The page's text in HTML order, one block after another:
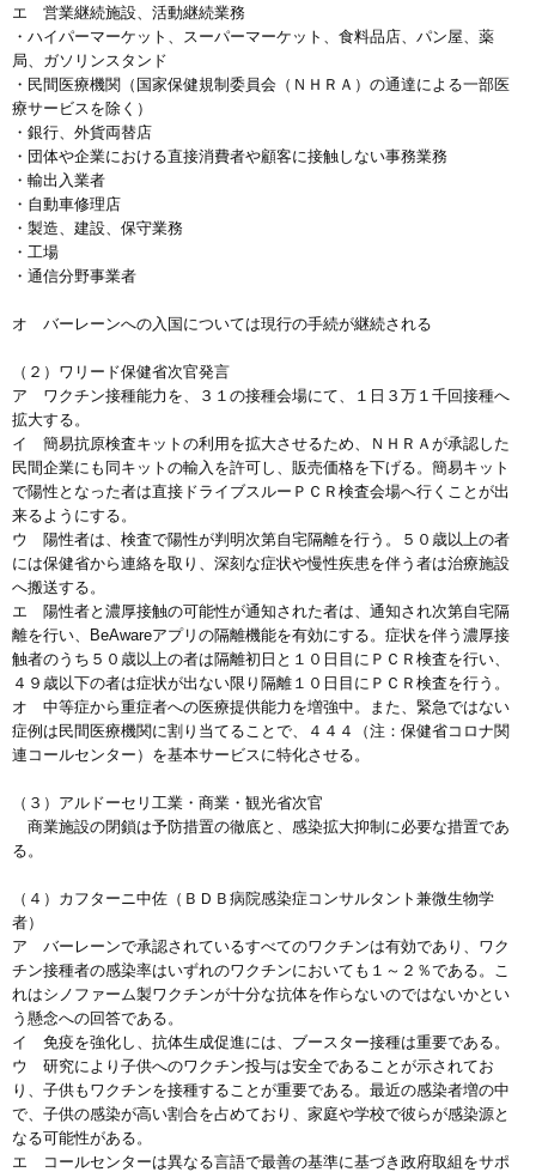
エ 営業継続施設、活動継続業務
・ハイパーマーケット、スーパーマーケット、食料品店、パン屋、薬
局、ガソリンスタンド
・民間医療機関（国家保健規制委員会（ＮＨＲＡ）の通達による一部医
療サービスを除く）
・銀行、外貨両替店
・団体や企業における直接消費者や顧客に接触しない事務業務
・輸出入業者
・自動車修理店
・製造、建設、保守業務
・工場
・通信分野事業者
オ バーレーンへの入国については現行の手続が継続される
（２）ワリード保健省次官発言
ア ワクチン接種能力を、３１の接種会場にて、１日３万１千回接種へ
拡大する。
イ 簡易抗原検査キットの利用を拡大させるため、ＮＨＲＡが承認した
民間企業にも同キットの輸入を許可し、販売価格を下げる。簡易キット
で陽性となった者は直接ドライブスルーＰＣＲ検査会場へ行くことが出
来るようにする。
ウ 陽性者は、検査で陽性が判明次第自宅隔離を行う。５０歳以上の者
には保健省から連絡を取り、深刻な症状や慢性疾患を伴う者は治療施設
へ搬送する。
エ 陽性者と濃厚接触の可能性が通知された者は、通知され次第自宅隔
離を行い、BeAwareアプリの隔離機能を有効にする。症状を伴う濃厚接
触者のうち５０歳以上の者は隔離初日と１０日目にＰＣＲ検査を行い、
４９歳以下の者は症状が出ない限り隔離１０日目にＰＣＲ検査を行う。
オ 中等症から重症者への医療提供能力を増強中。また、緊急ではない
症例は民間医療機関に割り当てることで、４４４（注：保健省コロナ関
連コールセンター）を基本サービスに特化させる。
（３）アルドーセリ工業・商業・観光省次官
商業施設の閉鎖は予防措置の徹底と、感染拡大抑制に必要な措置であ
る。
（４）カフターニ中佐（ＢＤＢ病院感染症コンサルタント兼微生物学
者）
ア バーレーンで承認されているすべてのワクチンは有効であり、ワク
チン接種者の感染率はいずれのワクチンにおいても１～２％である。こ
れはシノファーム製ワクチンが十分な抗体を作らないのではないかとい
う懸念への回答である。
イ 免疫を強化し、抗体生成促進には、ブースター接種は重要である。
ウ 研究により子供へのワクチン投与は安全であることが示されてお
り、子供もワクチンを接種することが重要である。最近の感染者増の中
で、子供の感染が高い割合を占めており、家庭や学校で彼らが感染源と
なる可能性がある。
エ コールセンターは異なる言語で最善の基準に基づき政府取組をサポ